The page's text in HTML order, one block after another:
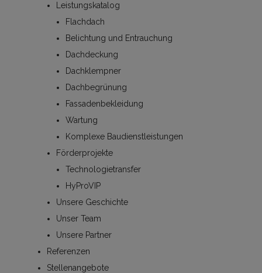
Leistungskatalog
Flachdach
Belichtung und Entrauchung
Dachdeckung
Dachklempner
Dachbegrünung
Fassadenbekleidung
Wartung
Komplexe Baudienstleistungen
Förderprojekte
Technologietransfer
HyProVIP
Unsere Geschichte
Unser Team
Unsere Partner
Referenzen
Stellenangebote